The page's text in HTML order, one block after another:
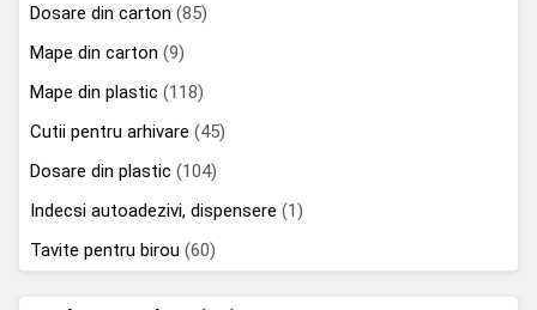
Dosare din carton (85)
Mape din carton (9)
Mape din plastic (118)
Cutii pentru arhivare (45)
Dosare din plastic (104)
Indecsi autoadezivi, dispensere (1)
Tavite pentru birou (60)